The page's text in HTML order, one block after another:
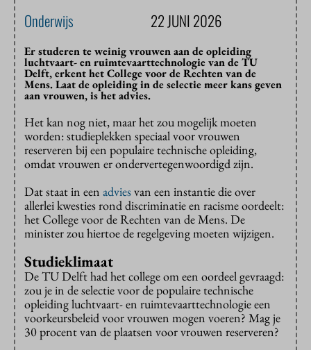
Onderwijs 22 JUNI 2026
Er studeren te weinig vrouwen aan de opleiding
luchtvaart- en ruimtevaarttechnologie van de TU
Delft, erkent het College voor de Rechten van de
Mens. Laat de opleiding in de selectie meer kans geven
aan vrouwen, is het advies.
Het kan nog niet, maar het zou mogelijk moeten
worden: studieplekken speciaal voor vrouwen
reserveren bij een populaire technische opleiding,
omdat vrouwen er ondervertegenwoordigd zijn.
Dat staat in een adviesvan een instantie die over
allerlei kwesties rond discriminatie en racisme oordeelt:
het College voor de Rechten van de Mens. De
minister zou hiertoe de regelgeving moeten wijzigen.
Studieklimaat
De TU Delft had het college om een oordeel gevraagd:
zou je in de selectie voor de populaire technische
opleiding luchtvaart- en ruimtevaarttechnologie een
voorkeursbeleid voor vrouwen mogen voeren? Mag je
30 procent van de plaatsen voor vrouwen reserveren?